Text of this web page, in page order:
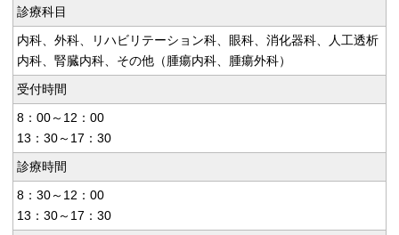
診療科目
内科、外科、リハビリテーション科、眼科、消化器科、人工透析
内科、腎臓内科、その他（腫瘍内科、腫瘍外科）
受付時間
8：00～12：00
13：30～17：30
診療時間
8：30～12：00
13：30～17：30